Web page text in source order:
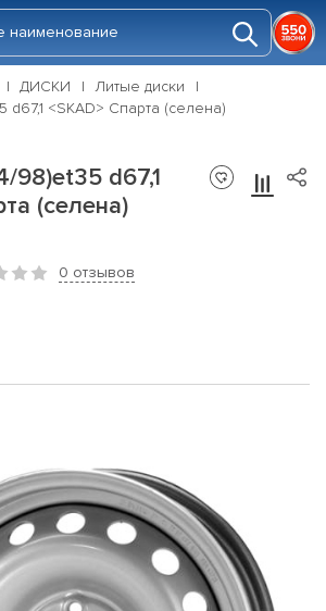
ДИСКИ
Литые диски
d67,1 <SKAD> Спарта (селена)
98)et35 d67,1
(селена)
0 отзывов